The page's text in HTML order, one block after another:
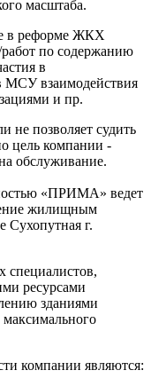
масштаба.
в реформе ЖКХ
работ по содержанию
в
МСУ взаимодействия
и пр.
не позволяет судить
цель компании -
обслуживание.
«ПРИМА» ведет
жилищным
Сухопутная г.
специалистов,
ресурсами
зданиями
компании являются: